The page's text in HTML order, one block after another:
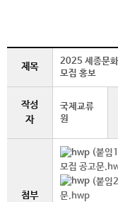
제목
2025 세종문
모집 홍보
작성
자
국제교류
원
첨부
(붙임
모집 공고문
(붙임
문.hwp